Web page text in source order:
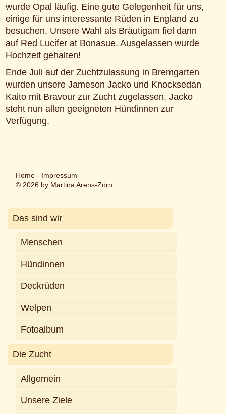
wurde Opal läufig. Eine gute Gelegenheit für uns,
einige für uns interessante Rüden in England zu
besuchen. Unsere Wahl als Bräutigam fiel dann
auf Red Lucifer at Bonasue. Ausgelassen wurde
Hochzeit gehalten!
Ende Juli auf der Zuchtzulassung in Bremgarten
wurden unsere Jameson Jacko und Knocksedan
Kaito mit Bravour zur Zucht zugelassen. Jacko
steht nun allen geeigneten Hündinnen zur
Verfügung.
Home- Impressum
© 2026 by Martina Arens-Zörn
Das sind wir
Menschen
Hündinnen
Deckrüden
Welpen
Fotoalbum
Die Zucht
Allgemein
Unsere Ziele